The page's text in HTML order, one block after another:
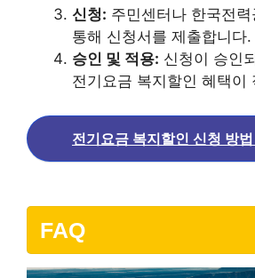
신청: 주민센터나 한국전
통해 신청서를 제출합니다.
승인 및 적용: 신청이 승인
전기요금 복지할인 혜택이
전기요금 복지할인 신청 방
FAQ